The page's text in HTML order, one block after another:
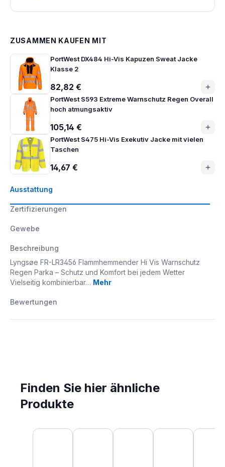
Ausstattung
Zertifizierungen
Gewebe
Beschreibung
Lyngsøe FR-LR3456 Flammhemmender Hi Vis Warnschutz
Regen Parka – Schutz und Komfort bei jedem Wetter
Vielseitig kombinierbar… Mehr
Bewertungen
ZUSAMMEN KAUFEN MIT
PortWest DX484 Hi-Vis Kapuzen Sweat Jacke
Klasse 2
82,82 €
PortWest S593 Extreme Warnschutz Regen Overall
hoch atmungsaktiv
105,14 €
PortWest S475 Hi-Vis Exekutiv Jacke mit vielen
Taschen
14,67 €
Finden Sie hier ähnliche
Produkte
Produktgalerie überspringen